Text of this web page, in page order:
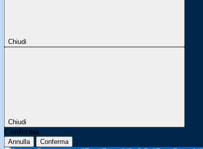
Chiudi
Chiudi
Conferma
Annulla Conferma